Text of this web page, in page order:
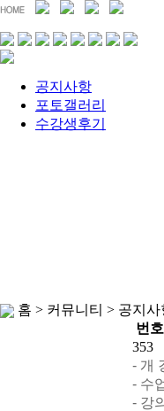
공지사항
포토갤러리
수강생후기
홈 > 커뮤니티 > 공지사
번호
353
- 개
- 수
- 강